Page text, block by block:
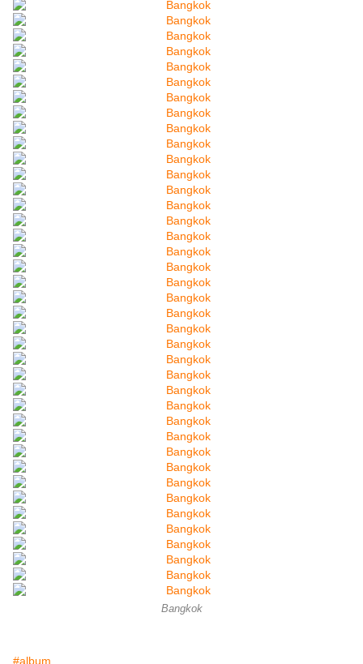
Bangkok
#album